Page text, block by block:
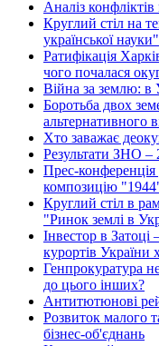
Аналіз
Круглий стіл на
української науки"
Ратифікація
чого почалася
Війна за землю: в
Боротьба двох
альтернативного
Хто заважає
Результати ЗНО –
Прес-
композицію
Круглий стіл в
"Ринок землі в
Інвестор в
курортів України
Генпрокуратура
до цього інших?
Антитютюнові
Розвиток малого
бізнес-об'єднань